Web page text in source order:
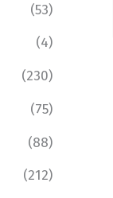
(53)
(4)
(230)
(75)
(88)
(212)